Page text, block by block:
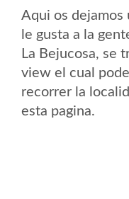
Aqui os dejamos
le gusta a la
La Bejucosa, se
view el cual
recorrer la
esta pagina.